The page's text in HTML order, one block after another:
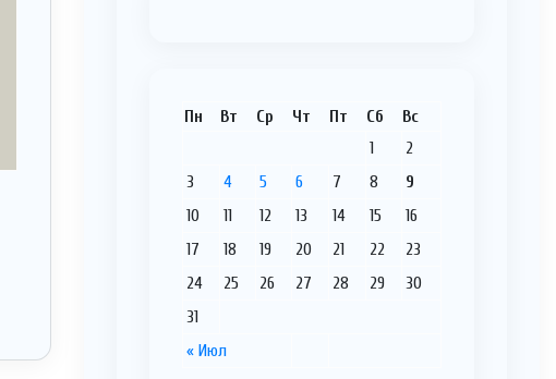
Пн Вт Ср Чт Пт Сб Вс
« Июл
1
2
3
4 5 6 7 8
9
10
11 12 13 14 15
16
17
18 19 20 21 22
23
24
25 26 27 28 29
30
31